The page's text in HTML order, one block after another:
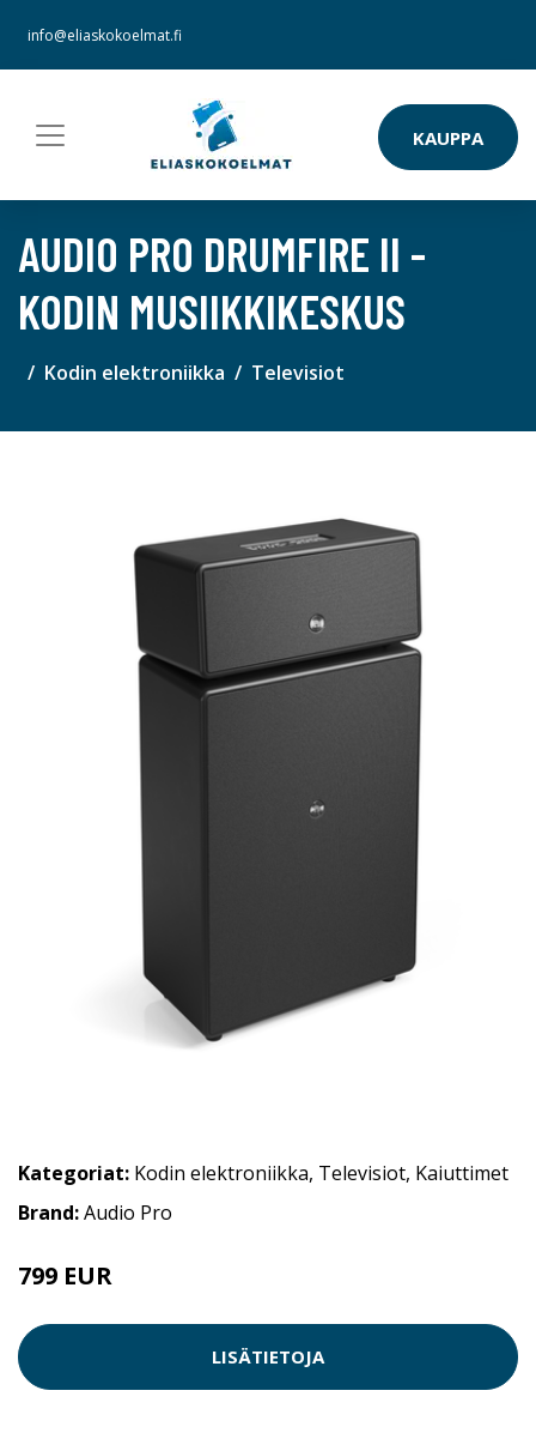
info@eliaskokoelmat.fi
KAUPPA
AUDIO PRO DRUMFIRE II -
KODIN MUSIIKKIKESKUS
Kodin elektroniikka Televisiot
Kategoriat: Kodin elektroniikka, Televisiot, Kaiuttimet
Brand:Audio Pro
799 EUR
LISÄTIETOJA